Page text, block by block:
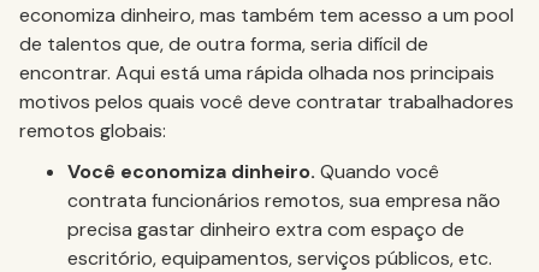
economiza dinheiro, mas também tem acesso a um pool
de talentos que, de outra forma, seria difícil de
encontrar. Aqui está uma rápida olhada nos principais
motivos pelos quais você deve contratar trabalhadores
remotos globais:
Você economiza dinheiro. Quando você
contrata funcionários remotos, sua empresa não
precisa gastar dinheiro extra com espaço de
escritório, equipamentos, serviços públicos, etc.